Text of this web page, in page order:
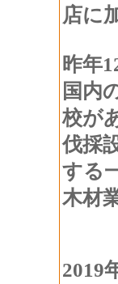
店に
昨年
国内
校が
伐採
する
木材
2019